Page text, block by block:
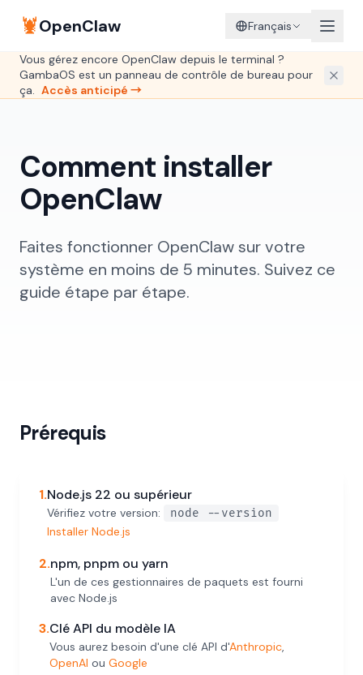
🦞OpenClaw Français
Vous gérez encore OpenClaw depuis le terminal ?
GambaOS est un panneau de contrôle de bureau pour
ça. Accès anticipé →
Comment installer
OpenClaw
Faites fonctionner OpenClaw sur votre
système en moins de 5 minutes. Suivez ce
guide étape par étape.
Prérequis
1.Node.js 22 ou supérieur
Vérifiez votre version: node --version
Installer Node.js
2.npm, pnpm ou yarn
L'un de ces gestionnaires de paquets est fourni
avec Node.js
3.Clé API du modèle IA
Vous aurez besoin d'une clé API d'Anthropic,
OpenAI ou Google